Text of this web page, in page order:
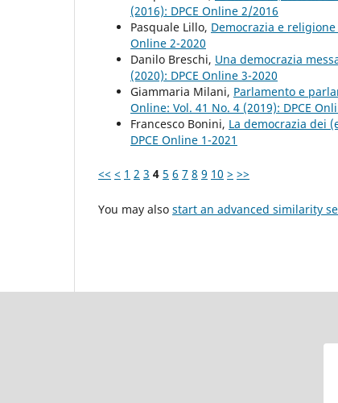
(2016): DPCE Online 2/2016
Pasquale Lillo, Democrazia e
Online 2-2020
Danilo Breschi, Una democrazia
(2020): DPCE Online 3-2020
Giammaria Milani, Parlamento e
Online: Vol. 41 No. 4 (2019): DPCE
Francesco Bonini, La democrazia dei
DPCE Online 1-2021
<< < 1 2 3 4 5 6 7 8 9 10 > >>
You may also start an advanced similarity